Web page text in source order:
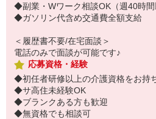
◆副業・Wワーク相談OK（週40時間
◆ガソリン代含め交通費全額支給
＜履歴書不要/在宅面談＞
電話のみで面談が可能です♪
応募資格・経験
◆初任者研修以上の介護資格をお持
◆サ高住未経験OK
◆ブランクある方も歓迎
◆無資格でも相談可